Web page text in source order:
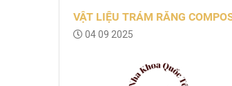
VẬT LIỆU TRÁM RĂNG
04 09 2025